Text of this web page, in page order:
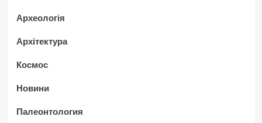
Археологія
Архітектура
Космос
Новини
Палеонтология